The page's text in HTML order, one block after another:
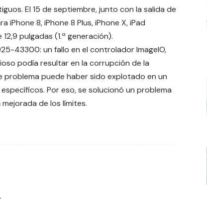
El 15 de septiembre, junto con la salida de
iPhone 8, iPhone 8 Plus, iPhone X, iPad
pulgadas (1.ª generación).
43300: un fallo en el controlador ImageIO,
podía resultar en la corrupción de la
puede haber sido explotado en un
Por eso, se solucionó un problema
de los límites.